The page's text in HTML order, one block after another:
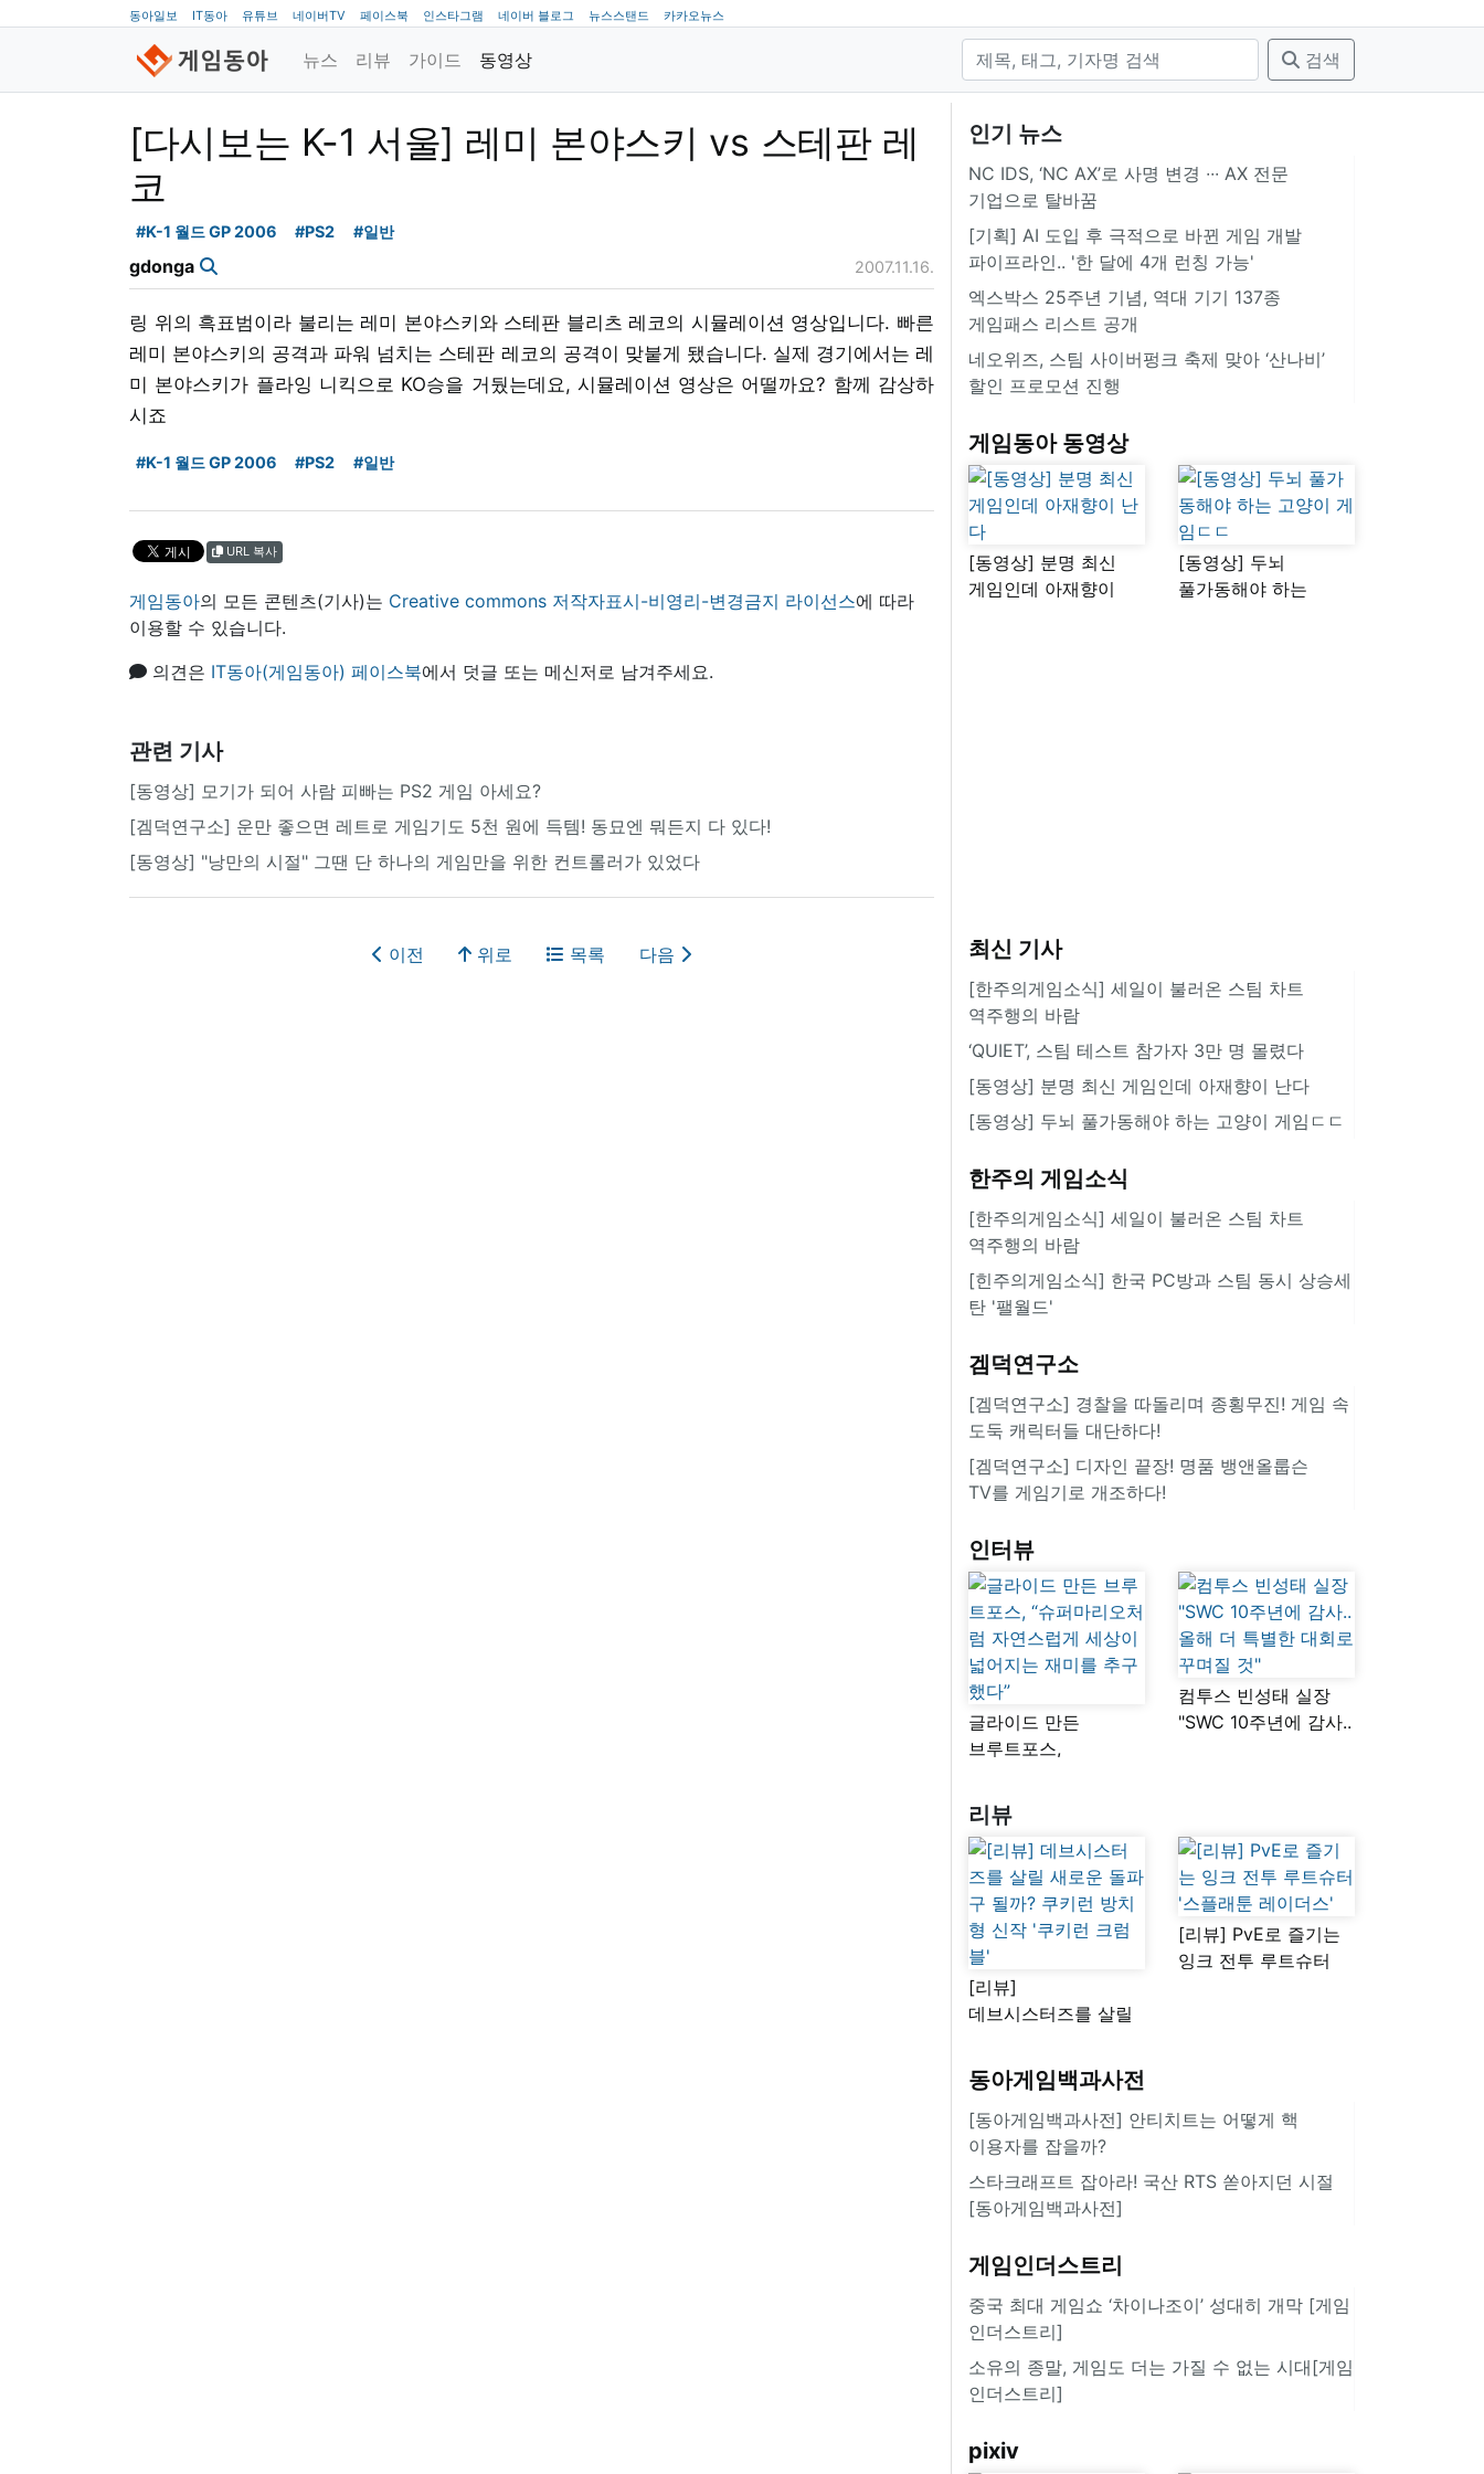
동아일보 IT동아 유튜브 네이버TV 페이스북 인스타그램 네이버 블로그 뉴스스탠드 카카오뉴스
뉴스 리뷰 가이드 동영상 검색
[다시보는 K-1 서울] 레미 본야스키 vs 스테판 레
코
#K-1 월드 GP 2006 #PS2 #일반
gdonga 2007.11.16.
링 위의 흑표범이라 불리는 레미 본야스키와 스테판 블리츠 레코의 시뮬레이션 영상입니다. 빠른
레미 본야스키의 공격과 파워 넘치는 스테판 레코의 공격이 맞붙게 됐습니다. 실제 경기에서는 레
미 본야스키가 플라잉 니킥으로 KO승을 거뒀는데요, 시뮬레이션 영상은 어떨까요? 함께 감상하
시죠
#K-1 월드 GP 2006 #PS2 #일반
URL 복사
게임동아의 모든 콘텐츠(기사)는 Creative commons 저작자표시-비영리-변경금지 라이선스에 따라
이용할 수 있습니다.
의견은 IT동아(게임동아) 페이스북에서 덧글 또는 메신저로 남겨주세요.
관련 기사
[동영상] 모기가 되어 사람 피빠는 PS2 게임 아세요?
[겜덕연구소] 운만 좋으면 레트로 게임기도 5천 원에 득템! 동묘엔 뭐든지 다 있다!
[동영상] "낭만의 시절" 그땐 단 하나의 게임만을 위한 컨트롤러가 있었다
이전 위로 목록 다음
인기 뉴스
NC IDS, ‘NC AX’로 사명 변경 ∙∙∙ AX 전문
기업으로 탈바꿈
[기획] AI 도입 후 극적으로 바뀐 게임 개발
파이프라인.. '한 달에 4개 런칭 가능'
엑스박스 25주년 기념, 역대 기기 137종
게임패스 리스트 공개
네오위즈, 스팀 사이버펑크 축제 맞아 ‘산나비’
할인 프로모션 진행
게임동아 동영상
[동영상] 분명 최신
게임인데 아재향이
[동영상] 두뇌
풀가동해야 하는
최신 기사
[한주의게임소식] 세일이 불러온 스팀 차트
역주행의 바람
‘QUIET’, 스팀 테스트 참가자 3만 명 몰렸다
[동영상] 분명 최신 게임인데 아재향이 난다
[동영상] 두뇌 풀가동해야 하는 고양이 게임ㄷㄷ
한주의 게임소식
[한주의게임소식] 세일이 불러온 스팀 차트
역주행의 바람
[힌주의게임소식] 한국 PC방과 스팀 동시 상승세
탄 '팰월드'
겜덕연구소
[겜덕연구소] 경찰을 따돌리며 종횡무진! 게임 속
도둑 캐릭터들 대단하다!
[겜덕연구소] 디자인 끝장! 명품 뱅앤올룹슨
TV를 게임기로 개조하다!
인터뷰
글라이드 만든
브루트포스,
자연스럽게 세상이
넓어지는 재미를
추구했다”
컴투스 빈성태 실장
"SWC 10주년에 감사..
리뷰
[리뷰]
데브시스터즈를 살릴
쿠키런 방치형 신작
'쿠키런 크럼블'
[리뷰] PvE로 즐기는
잉크 전투 루트슈터
동아게임백과사전
[동아게임백과사전] 안티치트는 어떻게 핵
이용자를 잡을까?
스타크래프트 잡아라! 국산 RTS 쏟아지던 시절
[동아게임백과사전]
게임인더스트리
중국 최대 게임쇼 ‘차이나조이’ 성대히 개막 [게임
인더스트리]
소유의 종말, 게임도 더는 가질 수 없는 시대[게임
인더스트리]
pixiv